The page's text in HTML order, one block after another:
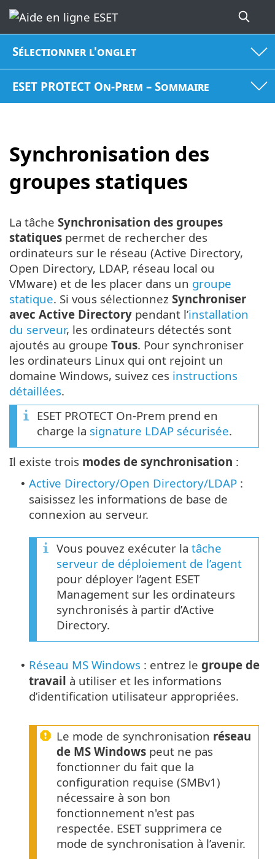
Sélectionner l'onglet
ESET PROTECT On-Prem – Sommaire
Synchronisation des
groupes statiques
La tâche Synchronisation des groupes
statiques permet de rechercher des
ordinateurs sur le réseau (Active Directory,
Open Directory, LDAP, réseau local ou
VMware) et de les placer dans un groupe
statique. Si vous sélectionnez Synchroniser
avec Active Directory pendant l’installation
du serveur, les ordinateurs détectés sont
ajoutés au groupe Tous. Pour synchroniser
les ordinateurs Linux qui ont rejoint un
domaine Windows, suivez ces instructions
détaillées.
ESET PROTECT On-Prem prend en
charge la signature LDAP sécurisée.
Il existe trois modes de synchronisation :
• Active Directory/Open Directory/LDAP :
saisissez les informations de base de
connexion au serveur.
Vous pouvez exécuter la tâche
serveur de déploiement de l’agent
pour déployer l’agent ESET
Management sur les ordinateurs
synchronisés à partir d’Active
Directory.
• Réseau MS Windows : entrez le groupe de
travail à utiliser et les informations
d’identification utilisateur appropriées.
Le mode de synchronisation réseau
de MS Windows peut ne pas
fonctionner du fait que la
configuration requise (SMBv1)
nécessaire à son bon
fonctionnement n'est pas
respectée. ESET supprimera ce
mode de synchronisation à l’avenir.